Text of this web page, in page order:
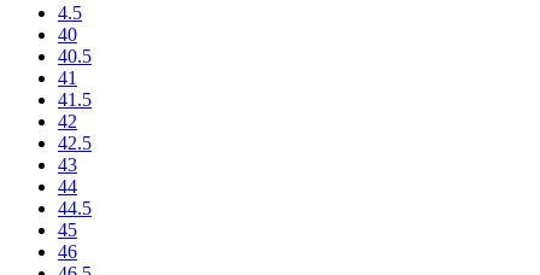
4.5
40
40.5
41
41.5
42
42.5
43
44
44.5
45
46